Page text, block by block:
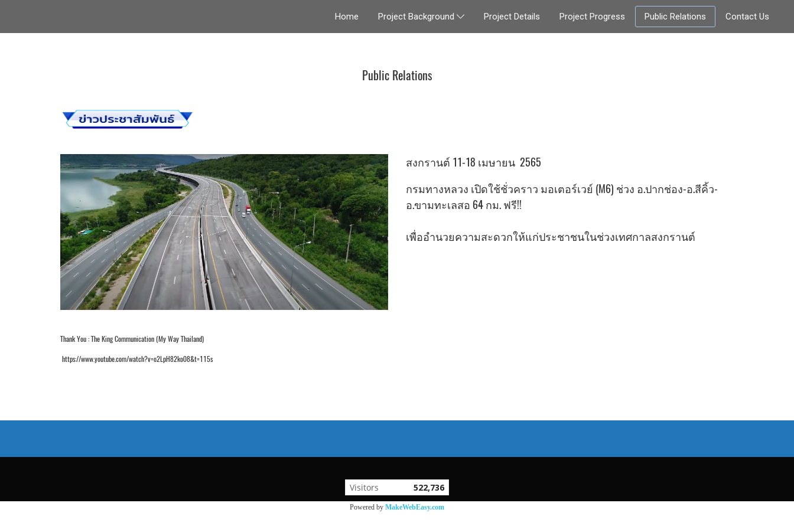
Home Project Background Project Details Project Progress Public Relations Contact Us
Public Relations
สงกรานต์ 11-18 เมษายน 2565
กรมทางหลวง เปิดใช้ชั่วคราว มอเตอร์เวย์ (M6) ช่วง อ.ปากช่อง-อ.สีคิ้ว-
อ.ขามทะเลสอ 64 กม. ฟรี!!
เพื่ออำนวยความสะดวกให้แก่ประชาชนในช่วงเทศกาลสงกรานต์
Thank You : The King Communication (My Way Thailand)
https://www.youtube.com/watch?v=o2LpH82ko08&t=115s
Visitors 522,736
Powered by MakeWebEasy.com